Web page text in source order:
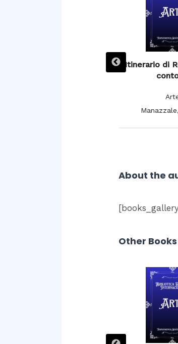
artistique et monumentale,
Itinerario di
About the
Other